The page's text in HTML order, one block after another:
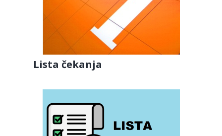
Lista čekanja